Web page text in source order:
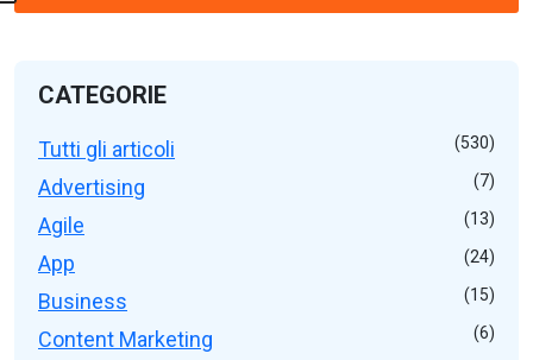
CATEGORIE
Tutti gli articoli (530)
Advertising (7)
Agile (13)
App (24)
Business (15)
Content Marketing (6)